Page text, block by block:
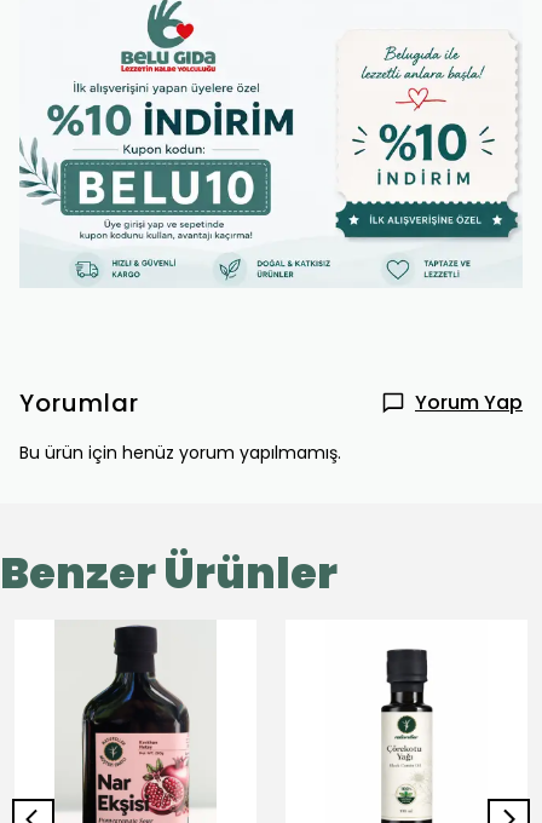
Yorumlar Yorum Yap
Bu ürün için henüz yorum yapılmamış.
Benzer Ürünler